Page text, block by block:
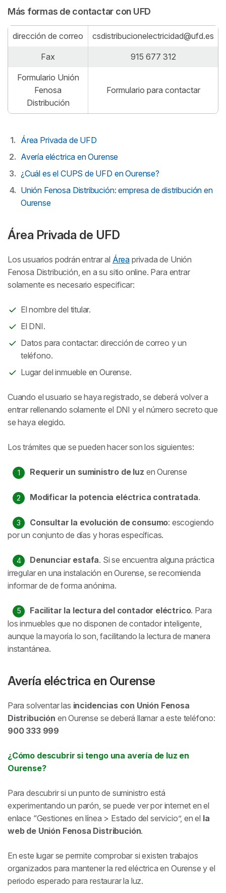
Más formas de contactar con UFD
dirección de correo csdistribucionelectricidad@ufd.es
Fax 915 677 312
Formulario Unión
Fenosa
Distribución
Formulario para contactar
Área Privada de UFD
Avería eléctrica en Ourense
¿Cuál es el CUPS de UFD en Ourense?
Unión Fenosa Distribución: empresa de distribución en
Ourense
Área Privada de UFD
Los usuarios podrán entrar al Área privada de Unión
Fenosa Distribución, en a su sitio online. Para entrar
solamente es necesario especificar:
El nombre del titular.
El DNI.
Datos para contactar: dirección de correo y un
teléfono.
Lugar del inmueble en Ourense.
Cuando el usuario se haya registrado, se deberá volver a
entrar rellenando solamente el DNI y el número secreto que
se haya elegido.
Los trámites que se pueden hacer son los siguientes:
Requerir un suministro de luz en Ourense
Modificar la potencia eléctrica contratada.
Consultar la evolución de consumo: escogiendo
por un conjunto de días y horas específicas.
Denunciar estafa. Si se encuentra alguna práctica
irregular en una instalación en Ourense, se recomienda
informar de de forma anónima.
Facilitar la lectura del contador eléctrico. Para
los inmuebles que no disponen de contador inteligente,
aunque la mayoría lo son, facilitando la lectura de manera
instantánea.
Avería eléctrica en Ourense
Para solventar las incidencias con Unión Fenosa
Distribución en Ourense se deberá llamar a este teléfono:
900 333 999
¿Cómo descubrir si tengo una avería de luz en
Ourense?
Para descubrir si un punto de suministro está
experimentando un parón, se puede ver por internet en el
enlace “Gestiones en línea > Estado del servicio”, en el la
web de Unión Fenosa Distribución.
En este lugar se permite comprobar si existen trabajos
organizados para mantener la red eléctrica en Ourense y el
periodo esperado para restaurar la luz.